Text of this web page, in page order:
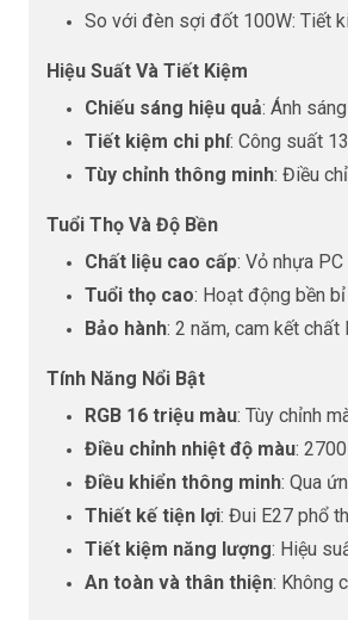
So với đèn sợi đốt 100W: Tiết
Hiệu Suất Và Tiết Kiệm
Chiếu sáng hiệu quả: Ánh
Tiết kiệm chi phí: Công suất
Tùy chỉnh thông minh: Điều
Tuổi Thọ Và Độ Bền
Chất liệu cao cấp: Vỏ nhựa
Tuổi thọ cao: Hoạt động bền
Bảo hành: 2 năm, cam kết
Tính Năng Nổi Bật
RGB 16 triệu màu: Tùy chỉnh
Điều chỉnh nhiệt độ màu:
Điều khiển thông minh: Qua
Thiết kế tiện lợi: Đui E27 phổ
Tiết kiệm năng lượng: Hiệu
An toàn và thân thiện: Không